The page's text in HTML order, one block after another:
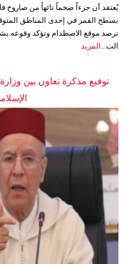
بسطح القمر في إحدى المناطق
ترصد موقع الاصطدام وتؤكد وقوعه
الت...
المزيد
توقيع مذكرة تعاون بين